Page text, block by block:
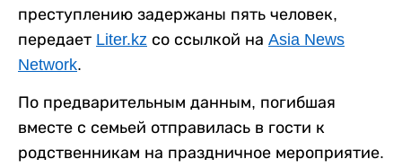
преступлению задержаны пять человек,
передает Liter.kz со ссылкой на Asia News
Network.
По предварительным данным, погибшая
вместе с семьей отправилась в гости к
родственникам на праздничное мероприятие.